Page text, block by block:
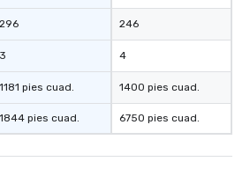
296
3
1181 pies cuad.
1844 pies cuad.
246
4
1400 pies cuad.
6750 pies cuad.